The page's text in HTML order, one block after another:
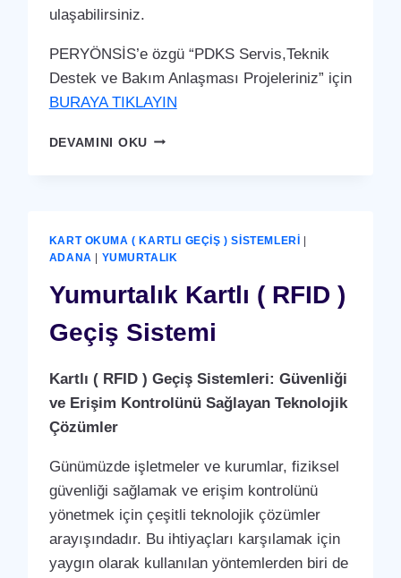
ulaşabilirsiniz.
PERYÖNSİS’e özgü “PDKS Servis,Teknik
Destek ve Bakım Anlaşması Projeleriniz” için
BURAYA TIKLAYIN
DEVAMINI OKUYUMURTALIK
ANLAŞMASI
KART OKUMA ( KARTLI GEÇIŞ ) SISTEMLERI |
ADANA | YUMURTALIK
Yumurtalık Kartlı ( RFID )
Geçiş Sistemi
Kartlı ( RFID ) Geçiş Sistemleri: Güvenliği
ve Erişim Kontrolünü Sağlayan Teknolojik
Çözümler
Günümüzde işletmeler ve kurumlar, fiziksel
güvenliği sağlamak ve erişim kontrolünü
yönetmek için çeşitli teknolojik çözümler
arayışındadır. Bu ihtiyaçları karşılamak için
yaygın olarak kullanılan yöntemlerden biri de